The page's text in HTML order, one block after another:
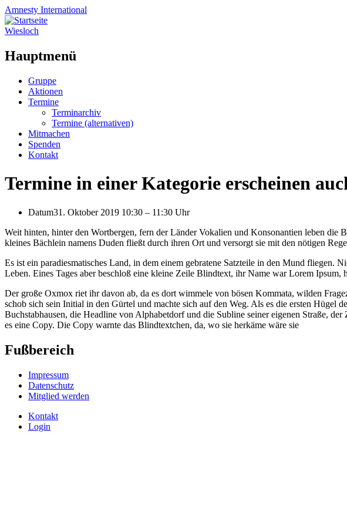
Amnesty International
Wiesloch
Hauptmenü
Zum
Inhalt
springen
Gruppe
Aktionen
Termine
Terminarchiv
Termine (alternativen)
Mitmachen
Spenden
Kontakt
Termine in einer Kategorie erscheinen
Datum31. Oktober 2019 10:30 – 11:30 Uhr
Weit hinten, hinter den Wortbergen, fern der Länder Vokalien und Konsonantien leben die
kleines Bächlein namens Duden fließt durch ihren Ort und versorgt sie mit den nötigen
Es ist ein paradiesmatisches Land, in dem einem gebratene Satzteile in den Mund
Leben. Eines Tages aber beschloß eine kleine Zeile Blindtext, ihr Name war Lorem Ipsum,
Der große Oxmox riet ihr davon ab, da es dort wimmele von bösen Kommata, wilden
schob sich sein Initial in den Gürtel und machte sich auf den Weg. Als es die ersten
Buchstabhausen, die Headline von Alphabetdorf und die Subline seiner eigenen Straße,
es eine Copy. Die Copy warnte das Blindtextchen, da, wo sie herkäme wäre sie
Fußbereich
Impressum
Datenschutz
Mitglied werden
Kontakt
Login